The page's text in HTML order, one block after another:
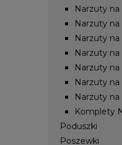
Narzuty na
Narzuty na
Narzuty na
Narzuty na
Narzuty na
Narzuty na
Narzuty
Komplety
Poduszki
Poszewki